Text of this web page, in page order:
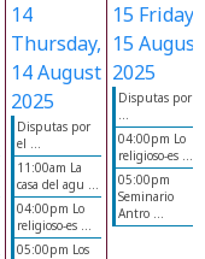
14
Thursday,
14 August
2025
Disputas por
el ...
11:00am La
casa del agu ...
04:00pm Lo
religioso-es ...
05:00pm Los
15 Friday,
15 August
2025
Disputas por el
...
04:00pm Lo
religioso-es ...
05:00pm
Seminario
Antro ...